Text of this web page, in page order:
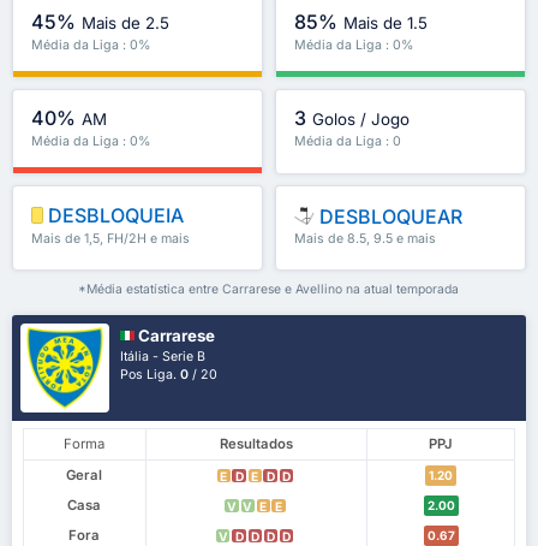
45% Mais de 2.5
Média da Liga : 0%
85% Mais de 1.5
Média da Liga : 0%
40% AM
Média da Liga : 0%
3 Golos / Jogo
Média da Liga : 0
DESBLOQUEIA
Mais de 1,5, FH/2H e mais
DESBLOQUEAR
Mais de 8.5, 9.5 e mais
*Média estatística entre Carrarese e Avellino na atual temporada
Carrarese
Itália - Serie B
Pos Liga.0 / 20
Forma Resultados
PPJ
Geral
E D E D D 1.20
Casa V V E E 2.00
Fora V D D D D 0.67